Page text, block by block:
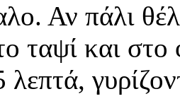
Αν πάλι
ταψί και
λεπτά,